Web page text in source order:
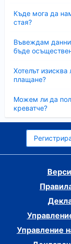
Къде мога да
стая?
Въвеждам
бъде
Хотелът
плащане?
Можем ли да
креватче?
Управление